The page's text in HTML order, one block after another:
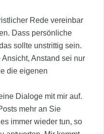
Rede vereinbar
Dass persönliche
sollte unstrittig sein.
Anstand sei nur
die eigenen
Dialoge mit mir auf.
mehr an Sie
immer wieder tun, so